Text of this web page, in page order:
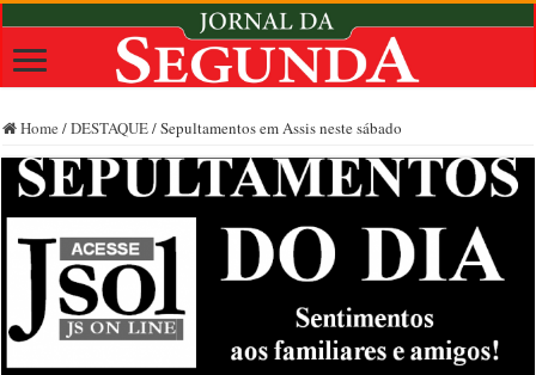
Home /DESTAQUE/Sepultamentos em Assis neste sábado